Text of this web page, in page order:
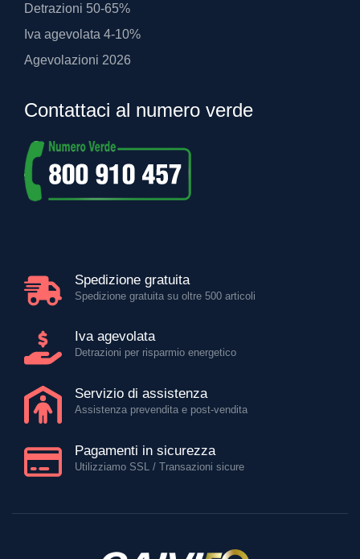
Detrazioni 50-65%
Iva agevolata 4-10%
Agevolazioni 2026
Contattaci al numero verde
Spedizione gratuita
Spedizione gratuita su oltre 500 articoli
Iva agevolata
Detrazioni per risparmio energetico
Servizio di assistenza
Assistenza prevendita e post-vendita
Pagamenti in sicurezza
Utilizziamo SSL / Transazioni sicure